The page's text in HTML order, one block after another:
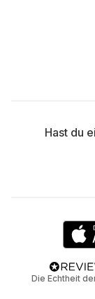
Hast du
Die Echtheit